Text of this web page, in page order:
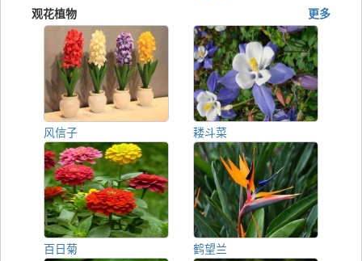
更多
观花植物
风信子 耧斗菜
百日菊 鹤望兰